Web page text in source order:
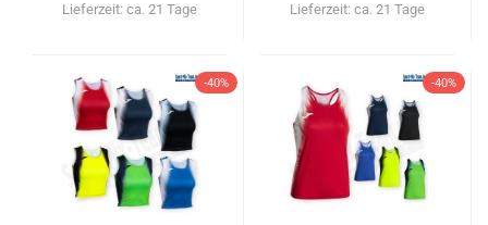
Lieferzeit: ca. 21 Tage
Lieferzeit: ca. 21 Tage
-40% -40%